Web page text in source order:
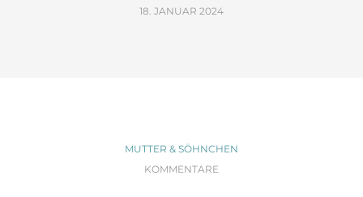
18. JANUAR 2024
MUTTER & SÖHNCHEN
KOMMENTARE